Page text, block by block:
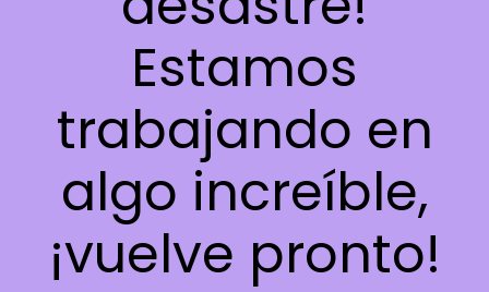
Estamos
trabajando en
algo increíble,
¡vuelve pronto!